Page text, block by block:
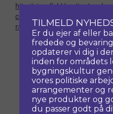
http://gisselfeld.kentico1.web
centret.dk/content/Oplevelse
r/Motorshow-2013-(2).aspx
TILMELD
Er du ejer af eller
fredede og
opdaterer vi dig i
inden for områdets
bygningskultur
vores politiske
arrangementer og
nye produkter og
du passer godt på